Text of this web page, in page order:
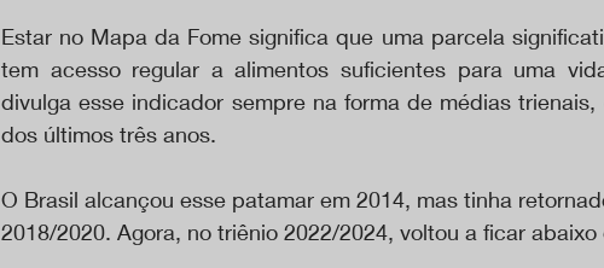
Estar no Mapa da Fome significa que uma parcela
tem acesso regular a alimentos suficientes para uma
divulga esse indicador sempre na forma de médias
dos últimos três anos.
O Brasil alcançou esse patamar em 2014, mas tinha
2018/2020. Agora, no triênio 2022/2024, voltou a ficar